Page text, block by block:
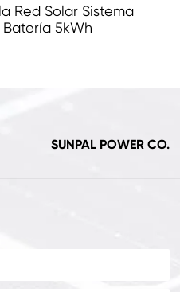
Red Solar Sistema
5kWh
SUNPAL POWER CO.